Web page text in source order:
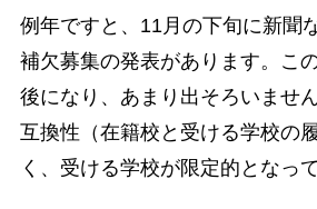
例年ですと、11月の下旬に新聞
補欠募集の発表があります。こ
後になり、あまり出そろいませ
互換性（在籍校と受ける学校の
く、受ける学校が限定的となっ